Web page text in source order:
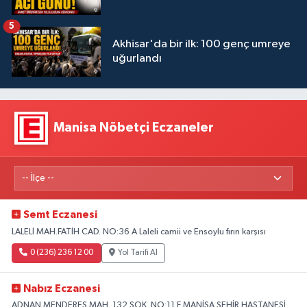
Akhisar'da bir ilk: 100 genç umreye
uğurlandı
5
Manisa Nöbetçi Eczaneler
Semt Eczanesi
LALELİ MAH.FATİH CAD. NO:36 A Laleli camii ve Ensoylu fırın karşısı
0 (236) 236 12 00 Yol Tarifi Al
Nabız Eczanesi